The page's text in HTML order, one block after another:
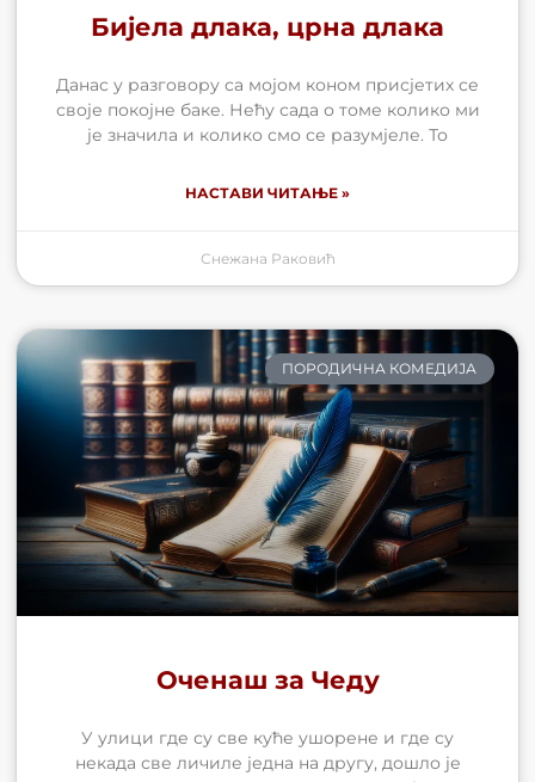
Бијела длака, црна длака
Данас у разговору са мојом коном присјетих се
своје покојне баке. Нећу сада о томе колико ми
је значила и колико смо се разумјеле. То
НАСТАВИ ЧИТАЊЕ »
Снежана Раковић
ПОРОДИЧНА КОМЕДИЈА
Оченаш за Чеду
У улици где су све куће ушорене и где су
некада све личиле једна на другу, дошло је